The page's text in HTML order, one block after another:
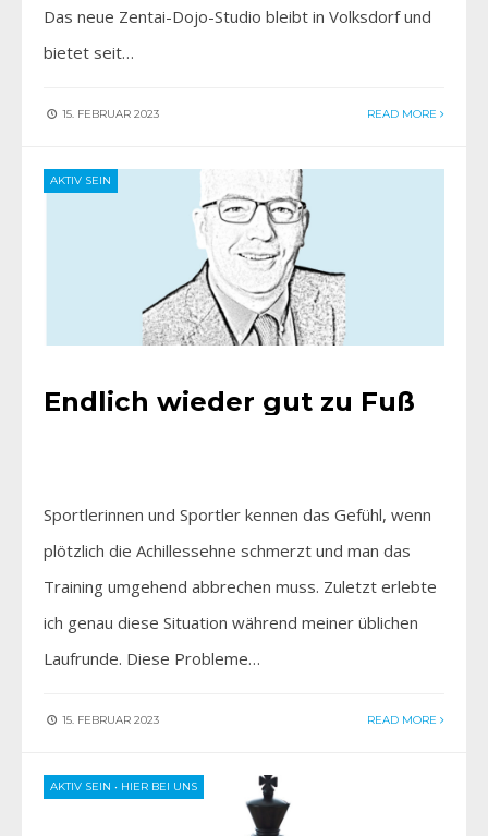
Das neue Zentai-Dojo-Studio bleibt in Volksdorf und
bietet seit…
15. FEBRUAR 2023 READ MORE
AKTIV SEIN
Endlich wieder gut zu Fuß
Sportlerinnen und Sportler kennen das Gefühl, wenn
plötzlich die Achillessehne schmerzt und man das
Training umgehend abbrechen muss. Zuletzt erlebte
ich genau diese Situation während meiner üblichen
Laufrunde. Diese Probleme…
15. FEBRUAR 2023 READ MORE
AKTIV SEIN • HIER BEI UNS